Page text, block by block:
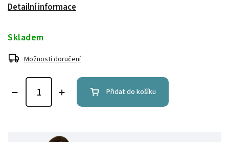
Detailní informace
Skladem
Možnosti doručení
Přidat do košíku